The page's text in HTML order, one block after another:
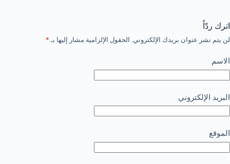
اترك ردّاً
لن يتم نشر عنوان بريدك الإلكتروني. الحقول الإلزامية مشار إليها بـ *
الاسم
البريد الإلكتروني
الموقع